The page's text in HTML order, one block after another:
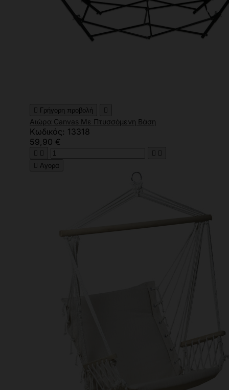
 Γρήγορη προβολή 
Αιώρα Canvas Με Πτυσσόμενη Βάση
Κωδικός: 13318
59,90 €
   
 Αγορά